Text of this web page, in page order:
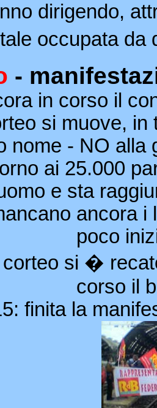
dirigendo,
occupata
-
in corso il
si muove,
nome - NO alla
ai 25.000
e sta
ancora
poco
corteo si �
corso il
finita la